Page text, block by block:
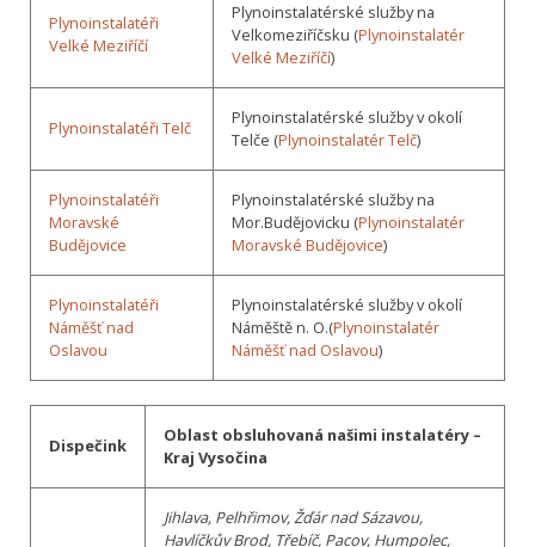
Plynoinstalatéři
Velké Meziříčí
Plynoinstalatérské služby na
Velkomeziříčsku (Plynoinstalatér
Velké Meziříčí)
Plynoinstalatéři Telč
Plynoinstalatérské služby v okolí
Telče (Plynoinstalatér Telč)
Plynoinstalatéři
Moravské
Budějovice
Plynoinstalatérské služby na
Mor.Budějovicku (Plynoinstalatér
Moravské Budějovice)
Plynoinstalatéři
Náměšť nad
Oslavou
Plynoinstalatérské služby v okolí
Náměště n. O.(Plynoinstalatér
Náměšť nad Oslavou)
Dispečink
Oblast obsluhovaná našimi instalatéry –
Kraj Vysočina
Jihlava, Pelhřimov, Žďár nad Sázavou,
Havlíčkův Brod, Třebíč, Pacov, Humpolec,